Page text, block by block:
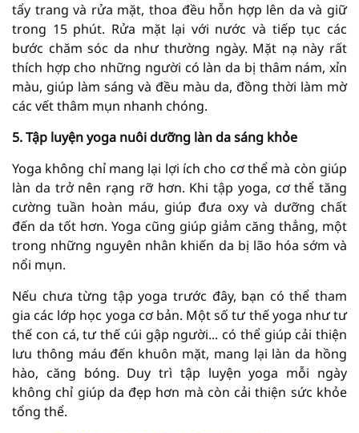
tẩy trang và rửa mặt, thoa đều hỗn hợp lên da và giữ
trong 15 phút. Rửa mặt lại với nước và tiếp tục các
bước chăm sóc da như thường ngày. Mặt nạ này rất
thích hợp cho những người có làn da bị thâm nám, xỉn
màu, giúp làm sáng và đều màu da, đồng thời làm mờ
các vết thâm mụn nhanh chóng.
5. Tập luyện yoga nuôi dưỡng làn da sáng khỏe
Yoga không chỉ mang lại lợi ích cho cơ thể mà còn giúp
làn da trở nên rạng rỡ hơn. Khi tập yoga, cơ thể tăng
cường tuần hoàn máu, giúp đưa oxy và dưỡng chất
đến da tốt hơn. Yoga cũng giúp giảm căng thẳng, một
trong những nguyên nhân khiến da bị lão hóa sớm và
nổi mụn.
Nếu chưa từng tập yoga trước đây, bạn có thể tham
gia các lớp học yoga cơ bản. Một số tư thế yoga như tư
thế con cá, tư thế cúi gập người... có thể giúp cải thiện
lưu thông máu đến khuôn mặt, mang lại làn da hồng
hào, căng bóng. Duy trì tập luyện yoga mỗi ngày
không chỉ giúp da đẹp hơn mà còn cải thiện sức khỏe
tổng thể.